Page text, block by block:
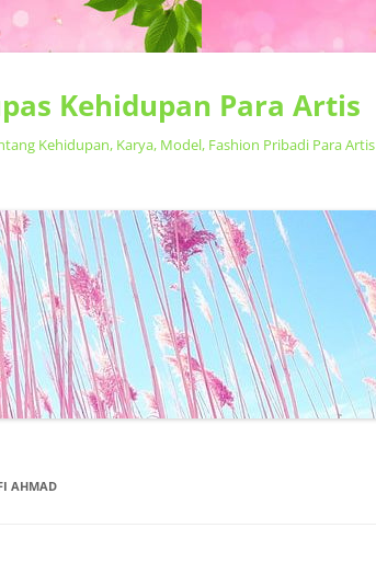
Kehidupan Para Artis
Kehidupan, Karya, Model, Fashion Pribadi Para Artis
AHMAD